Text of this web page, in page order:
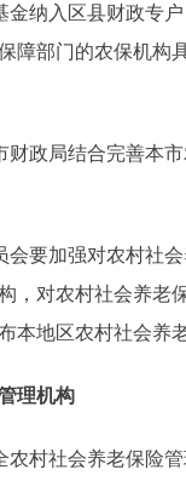
入区县财政专户
障部门的农保机
局结合完善本市
加强对农村社会
，对农村社会养老
本地区农村社会
理机构
村社会养老保险管